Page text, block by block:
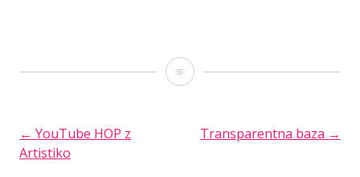
Nowy
journal
POST
← YouTube HOP z
Artistiko
Transparentna baza →